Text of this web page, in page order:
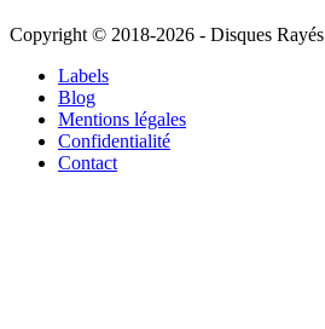
Copyright © 2018-2026 - Disques Rayés
Labels
Blog
Mentions légales
Confidentialité
Contact